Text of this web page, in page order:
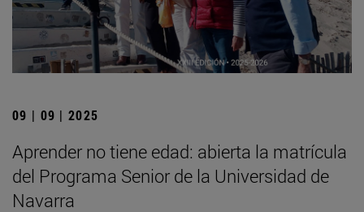
09 | 09 | 2025
Aprender no tiene edad: abierta la matrícula
del Programa Senior de la Universidad de
Navarra